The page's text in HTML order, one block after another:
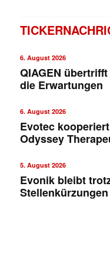
6. August 2026
QIAGEN
die Erwartungen
6. August 2026
Evotec
Odyssey
5. August 2026
Evonik bleibt
Stellenkürzungen